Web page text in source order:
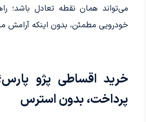
می‌تواند همان نقطه تعادل باشد؛
خودرویی مطمئن، بدون اینکه آرامش
خرید اقساطی پژو
پرداخت، بدون استرس